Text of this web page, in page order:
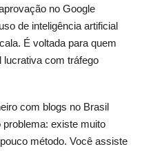
no Google
de inteligência artificial
É voltada para quem
lucrativa com tráfego
com blogs no Brasil
existe muito
método. Você assiste